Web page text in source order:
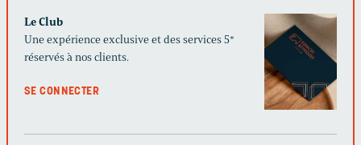
Le Club
Une expérience exclusive et des services 5*
réservés à nos clients.
SE CONNECTER